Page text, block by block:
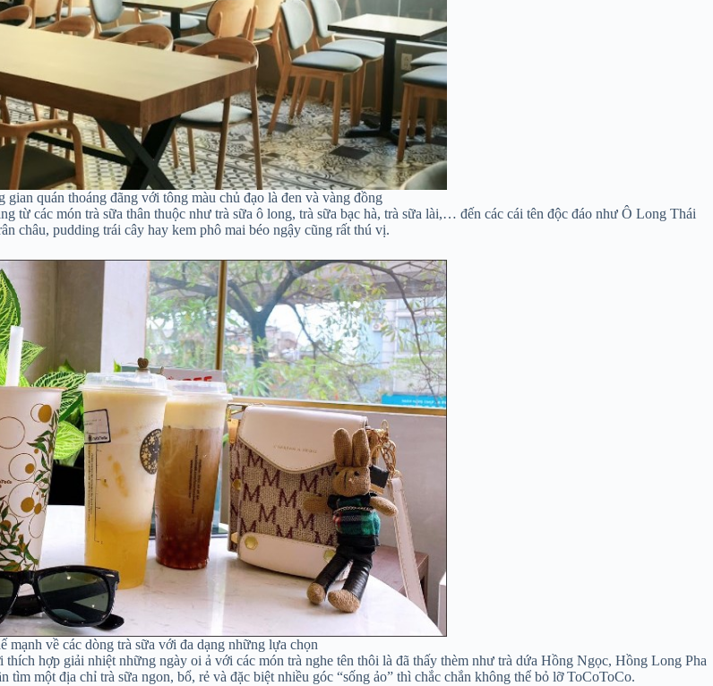
quán thoáng đãng với tông màu chủ đạo là đen và vàng đồng
từ các món trà sữa thân thuộc như trà sữa ô long, trà sữa bạc hà, trà sữa lài,… đến các cái tên độc đáo như Ô Long Thái
châu, pudding trái cây hay kem phô mai béo ngậy cũng rất thú vị.
mạnh về các dòng trà sữa với đa dạng những lựa chọn
hợp giải nhiệt những ngày oi ả với các món trà nghe tên thôi là đã thấy thèm như trà dứa Hồng Ngọc, Hồng Long Pha
một địa chỉ trà sữa ngon, bổ, rẻ và đặc biệt nhiều góc “sống ảo” thì chắc chắn không thể bỏ lỡ ToCoToCo.